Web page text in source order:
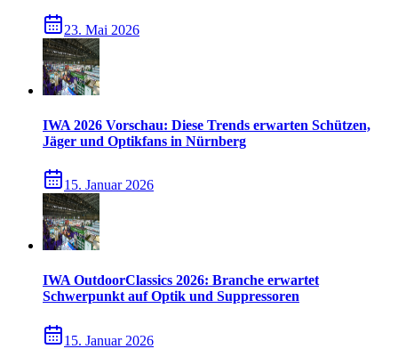
23. Mai 2026
IWA 2026 Vorschau: Diese Trends erwarten Schützen,
Jäger und Optikfans in Nürnberg
15. Januar 2026
IWA OutdoorClassics 2026: Branche erwartet
Schwerpunkt auf Optik und Suppressoren
15. Januar 2026